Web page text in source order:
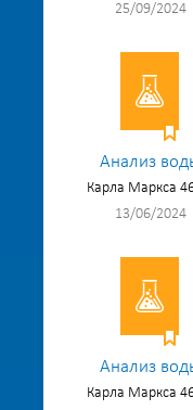
25/09/2024
Анализ
Карла Маркса
13/06/2024
Анализ
Карла Маркса